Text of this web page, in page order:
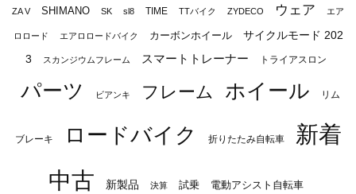
ZA V SHIMANO SK sl8 TIME TTバイク ZYDECO ウェア エア
ロロード エアロロードバイク カーボンホイール
サイクルモード 202
3
スカンジウムフレーム スマートトレーナー トライアスロン
パーツ ビアンキ フレーム ホイール リム
ブレーキ ロードバイク 折りたたみ自転車
新着
中古
新製品 決算 試乗 電動アシスト自転車